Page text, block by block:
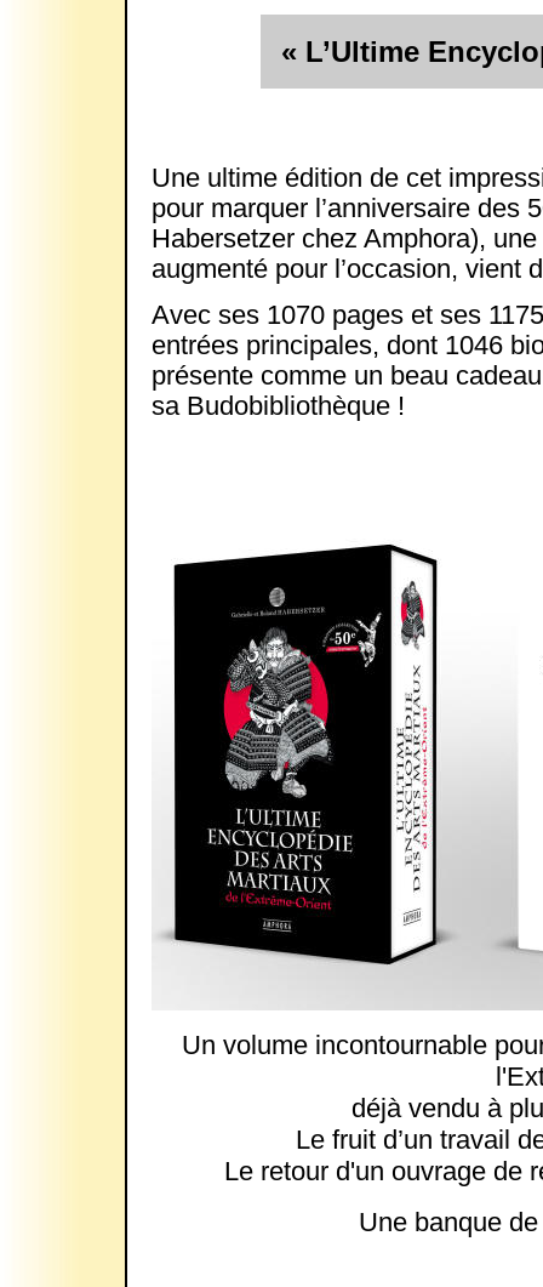
« L’Ultime
Une ultime édition de cet
pour marquer l’anniversaire des
Habersetzer chez Amphora),
augmenté pour l’occasion, vient
Avec ses 1070 pages et ses
entrées principales, dont 1046
présente comme un beau
sa Budobibliothèque !
Un volume incontournable
déjà vendu à
Le fruit d’un travail
Le retour d'un ouvrage de
Une banque